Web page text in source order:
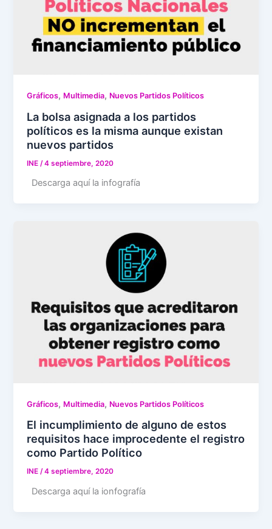
Gráficos, Multimedia, Nuevos Partidos Políticos
La bolsa asignada a los partidos
políticos es la misma aunque existan
nuevos partidos
INE /4 septiembre, 2020
Descarga aquí la infografía
Gráficos, Multimedia, Nuevos Partidos Políticos
El incumplimiento de alguno de estos
requisitos hace improcedente el registro
como Partido Político
INE/4 septiembre, 2020
Descarga aquí la ionfografía